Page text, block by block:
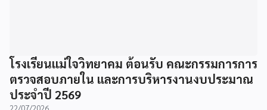
โรงเรียนแม่ใจวิทยาคม ต้อนรับ คณะกรรมการการ
ตรวจสอบภายใน และการบริหารงานงบประมาณ
ประจำปี 2569
22/07/2026